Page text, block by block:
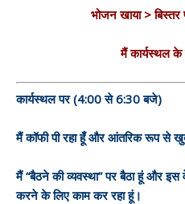
भोजन खाया >
मैं कार्यस्थल के
कार्यस्थल पर (4:00 से 6:30 बजे)
मैं कॉफी पी रहा हूँ और आंतरिक रूप से खुद
मैं “बैठने की व्यवस्था” पर बैठा हूं और इस
करने के लिए काम कर रहा हूं।